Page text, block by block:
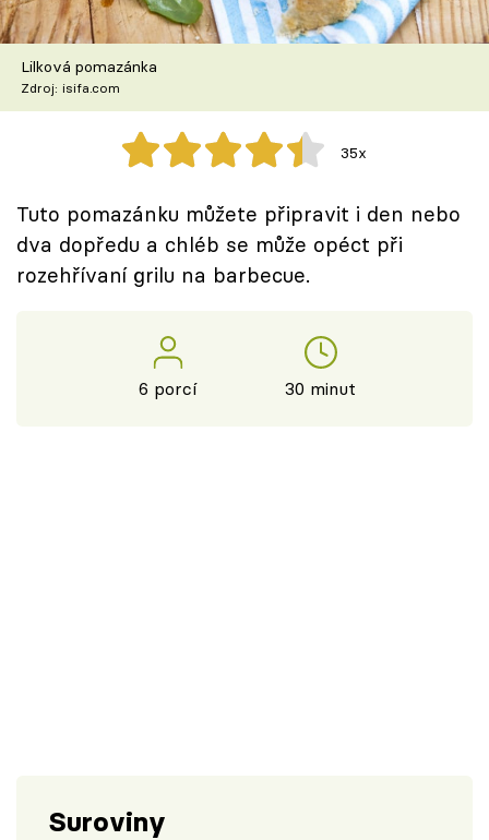
Škola vaření
Recepty z TV
Speciál: Cuketa
Těhotnej kuchař
Sledujte prima+
Lilková pomazánka
Zdroj: isifa.com
35x
Tuto pomazánku můžete připravit i den nebo
dva dopředu a chléb se může opéct při
rozehřívaní grilu na barbecue.
6 porcí 30 minut
Suroviny